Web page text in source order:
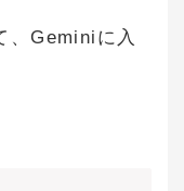
、Geminiに入